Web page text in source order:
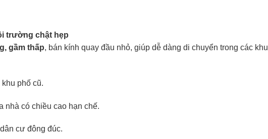
trường chật hẹp
gầm thấp, bán kính quay đầu nhỏ, giúp dễ dàng di chuyển trong các
phố cũ.
nhà có chiều cao hạn chế.
cư đông đúc.